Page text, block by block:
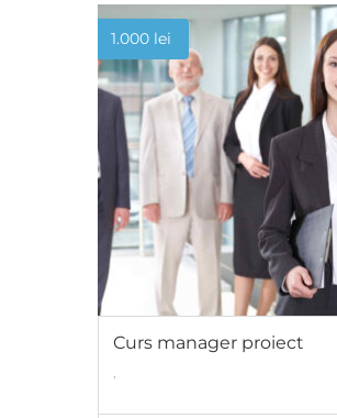
1.000 lei
Curs manager proiect